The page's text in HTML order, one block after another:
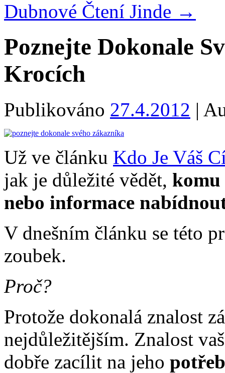
Dubnové Čtení Jinde →
Poznejte Dokonale
Krocích
Publikováno 27.4.2012 |
Už ve článku Kdo Je Váš
jak je důležité vědět, komu
nebo informace
V dnešním článku se této
zoubek.
Proč?
Protože dokonalá znalost
nejdůležitějším. Znalost
dobře zacílit na jeho